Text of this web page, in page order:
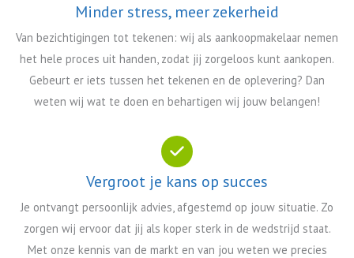
Minder stress, meer zekerheid
Van bezichtigingen tot tekenen: wij als aankoopmakelaar nemen
het hele proces uit handen, zodat jij zorgeloos kunt aankopen.
Gebeurt er iets tussen het tekenen en de oplevering? Dan
weten wij wat te doen en behartigen wij jouw belangen!
Vergroot je kans op succes
Je ontvangt persoonlijk advies, afgestemd op jouw situatie. Zo
zorgen wij ervoor dat jij als koper sterk in de wedstrijd staat.
Met onze kennis van de markt en van jou weten we precies